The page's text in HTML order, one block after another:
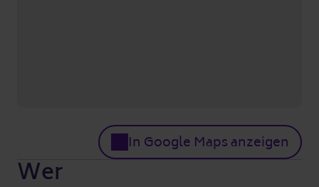
In Google Maps anzeigen
Wer